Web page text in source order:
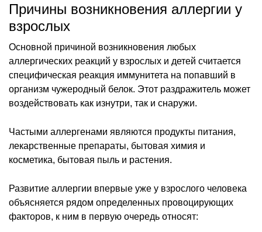
Причины возникновения аллергии у
взрослых
Основной причиной возникновения любых
аллергических реакций у взрослых и детей считается
специфическая реакция иммунитета на попавший в
организм чужеродный белок. Этот раздражитель может
воздействовать как изнутри, так и снаружи.
Частыми аллергенами являются продукты питания,
лекарственные препараты, бытовая химия и
косметика, бытовая пыль и растения.
Развитие аллергии впервые уже у взрослого человека
объясняется рядом определенных провоцирующих
факторов, к ним в первую очередь относят: